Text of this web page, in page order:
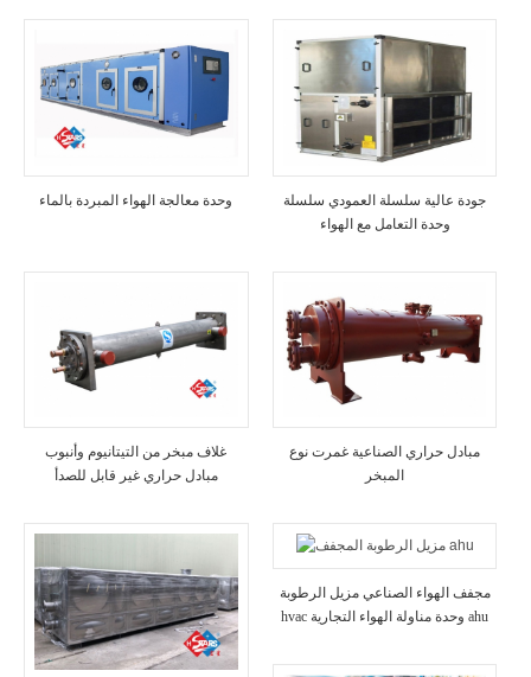
وحدة معالجة الهواء المبردة بالماء
جودة عالية سلسلة العمودي سلسلة
وحدة التعامل مع الهواء
غلاف مبخر من التيتانيوم وأنبوب
مبادل حراري غير قابل للصدأ
مبادل حراري الصناعية غمرت نوع
المبخر
مجفف الهواء الصناعي مزيل الرطوبة
hvac وحدة مناولة الهواء التجارية ahu